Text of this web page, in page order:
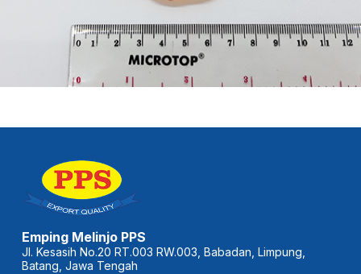
Emping Melinjo PPS
Jl. Kesasih No.20 RT.003 RW.003, Babadan, Limpung,
Batang, Jawa Tengah